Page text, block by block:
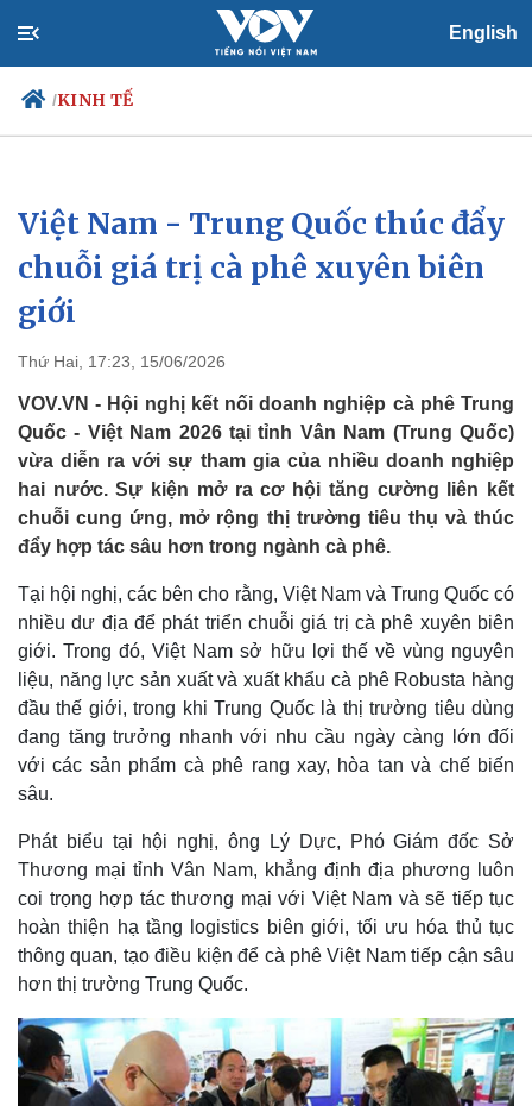
English
/KINH TẾ
Chính trị
Đảng
Tổ chức nhân sự
Quốc hội
Nhận diện sự thật
Xã hội
Tin 24h
Dự báo thời tiết
Việt Nam - Trung Quốc thúc đẩy
chuỗi giá trị cà phê xuyên biên
giới
Thứ Hai, 17:23, 15/06/2026
VOV.VN - Hội nghị kết nối doanh nghiệp cà phê Trung
Quốc - Việt Nam 2026 tại tỉnh Vân Nam (Trung Quốc)
vừa diễn ra với sự tham gia của nhiều doanh nghiệp
hai nước. Sự kiện mở ra cơ hội tăng cường liên kết
chuỗi cung ứng, mở rộng thị trường tiêu thụ và thúc
đẩy hợp tác sâu hơn trong ngành cà phê.
Tại hội nghị, các bên cho rằng, Việt Nam và Trung Quốc có
nhiều dư địa để phát triển chuỗi giá trị cà phê xuyên biên
giới. Trong đó, Việt Nam sở hữu lợi thế về vùng nguyên
liệu, năng lực sản xuất và xuất khẩu cà phê Robusta hàng
đầu thế giới, trong khi Trung Quốc là thị trường tiêu dùng
đang tăng trưởng nhanh với nhu cầu ngày càng lớn đối
với các sản phẩm cà phê rang xay, hòa tan và chế biến
sâu.
Phát biểu tại hội nghị, ông Lý Dực, Phó Giám đốc Sở
Thương mại tỉnh Vân Nam, khẳng định địa phương luôn
coi trọng hợp tác thương mại với Việt Nam và sẽ tiếp tục
hoàn thiện hạ tầng logistics biên giới, tối ưu hóa thủ tục
thông quan, tạo điều kiện để cà phê Việt Nam tiếp cận sâu
hơn thị trường Trung Quốc.